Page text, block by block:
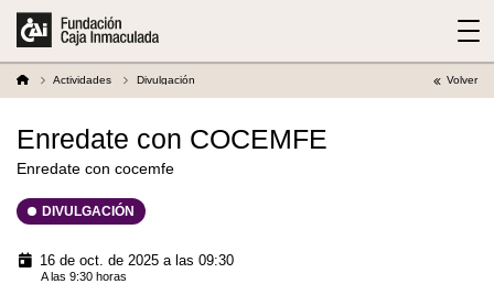
Actividades Divulgación Volver
Enredate con COCEMFE
Enredate con cocemfe
DIVULGACIÓN
16 de oct. de 2025 a las 09:30
A las 9:30 horas